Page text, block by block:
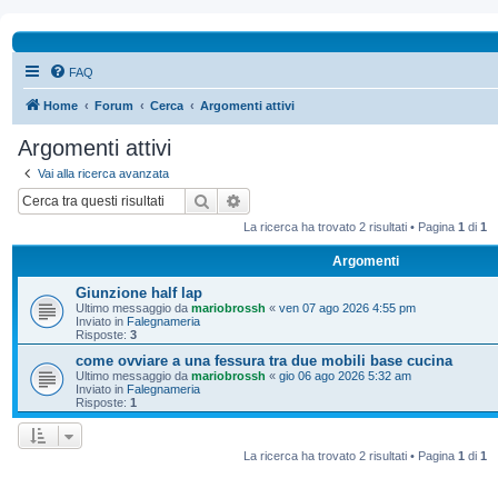
FAQ
Home Forum Cerca Argomenti attivi
Argomenti attivi
Vai alla ricerca avanzata
Cerca
La ricerca ha trovato 2 risultati • Pagina 1 di 1
Argomenti
Giunzione half lap
Ultimo messaggio da mariobrossh « ven 07 ago 2026 4:55 pm
Inviato in Falegnameria
Risposte: 3
come ovviare a una fessura tra due mobili base cucina
Ultimo messaggio da mariobrossh « gio 06 ago 2026 5:32 am
Inviato in Falegnameria
Risposte: 1
La ricerca ha trovato 2 risultati • Pagina 1 di 1